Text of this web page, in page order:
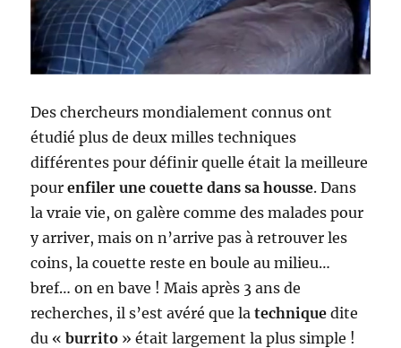
Des chercheurs mondialement connus ont
étudié plus de deux milles techniques
différentes pour définir quelle était la meilleure
pourenfiler une couette dans sa housse. Dans
la vraie vie, on galère comme des malades pour
y arriver, mais on n’arrive pas à retrouver les
coins, la couette reste en boule au milieu…
bref… on en bave ! Mais après 3 ans de
recherches, il s’est avéré que latechniquedite
du «burrito » était largement la plus simple !